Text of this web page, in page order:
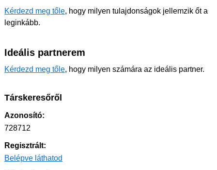
Kérdezd meg tőle, hogy milyen tulajdonságok jellemzik őt a
leginkább.
Ideális partnerem
Kérdezd meg tőle, hogy milyen számára az ideális partner.
Társkeresőről
Azonosító:
728712
Regisztrált:
Belépve láthatod